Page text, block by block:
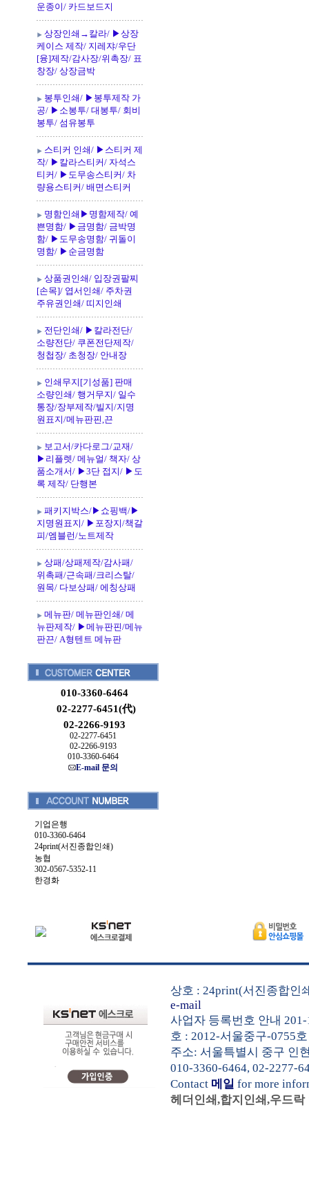
운종이/ 카드보드지
상장인쇄→칼라/ ▶상장
케이스 제작/ 지레쟈/우단
[융]제작/감사장/위촉장/ 표
창장/ 상장금박
봉투인쇄/ ▶봉투제작 가
공/ ▶소봉투/ 대봉투/ 회비
봉투/ 섬유봉투
스티커 인쇄/ ▶스티커 제
작/ ▶칼라스티커/ 자석스
티커/ ▶도무송스티커/ 차
량용스티커/ 배면스티커
명함인쇄▶명함제작/ 예
쁜명함/ ▶금명함/ 금박명
함/ ▶도무송명함/ 귀돌이
명함/ ▶순금명함
상품권인쇄/ 입장권팔찌
[손목]/ 엽서인쇄/ 주차권
주유권인쇄/ 띠지인쇄
전단인쇄/ ▶칼라전단/
소량전단/ 쿠폰전단제작/
청첩장/ 초청장/ 안내장
인쇄무지[기성품] 판매
소량인쇄/ 행거무지/ 일수
통장/장부제작/빌지/지명
원표지/메뉴판핀,끈
보고서/카다로그/교재/
▶리플렛/ 메뉴얼/ 책자/ 상
품소개서/ ▶3단 접지/ ▶도
록 제작/ 단행본
패키지박스/▶쇼핑백/▶
지명원표지/ ▶포장지/책갈
피/엠블런/노트제작
상패/상패제작/감사패/
위촉패/근속패/크리스탈/
원목/ 다보상패/ 에칭상패
메뉴판/ 메뉴판인쇄/ 메
뉴판제작/ ▶메뉴판핀/메뉴
판끈/ A형텐트 메뉴판
010-3360-6464
02-2277-6451(代)
02-2266-9193
02-2277-6451
02-2266-9193
010-3360-6464
E-mail 문의
기업은행
010-3360-6464
24print(서진종합인쇄)
농협
302-0567-5352-11
한경화
상호 : 24print(서진종합인
e-mail
사업자 등록번호 안내
호 : 2012-서울중구-0755호
주소: 서울특별시 중구 인
010-3360-6464, 02-2277-
Contact 메일 for more
헤더인쇄,합지인쇄,우드락